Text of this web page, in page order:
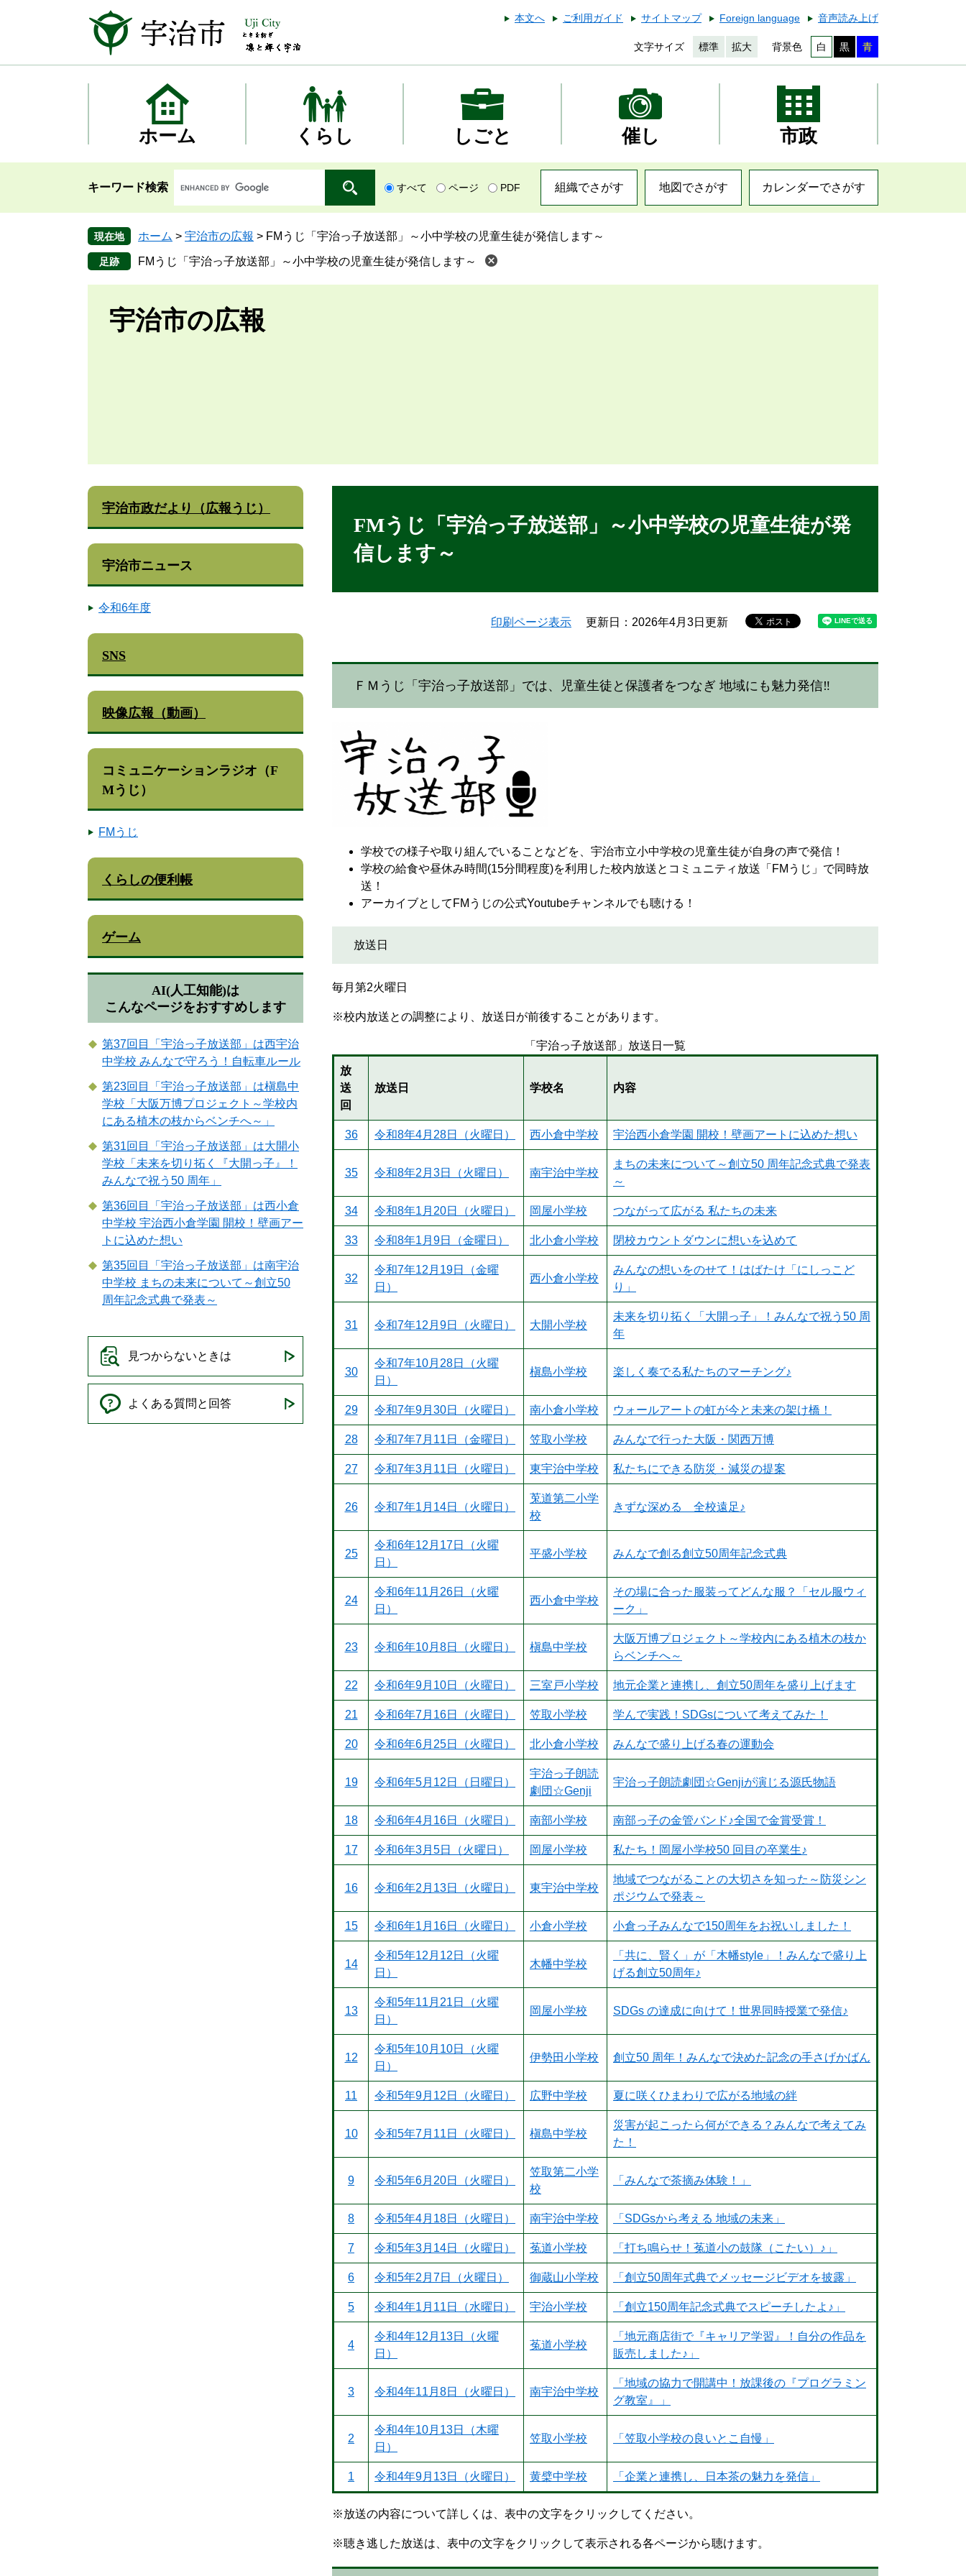
本
本文へ ご利用ガイド サイトマップ Foreign language 音声読み上げ
文字サイズ 標準 拡大 背景色 白 黒 青
ホーム くらし しごと 催し 市政
キーワード検索 すべて ページ PDF 組織でさがす 地図でさがす カレンダーでさがす
現在地 ホーム > 宇治市の広報 > FMうじ「宇治っ子放送部」～小中学校の児童生徒が発信します～
FMうじ「宇治っ子放送部」～小中学校の児童生徒が発信します～
宇治市の広報
FMうじ「宇治っ子放送部」～小中学校の児童生徒が発
信します～
印刷ページ表示 更新日：2026年4月3日更新
ＦＭうじ「宇治っ子放送部」では、児童生徒と保護者をつなぎ 地域にも魅力発信‼
学校での様子や取り組んでいることなどを、宇治市立小中学校の児童生徒が自身の声で発信！
学校の給食や昼休み時間(15分間程度)を利用した校内放送とコミュニティ放送「FMうじ」で同時放
送！
アーカイブとしてFMうじの公式Youtubeチャンネルでも聴ける！
放送日
毎月第2火曜日
※校内放送との調整により、放送日が前後することがあります。
「宇治っ子放送部」放送日一覧
放
送
回
放送日 学校名 内容
36 令和8年4月28日（火曜日） 西小倉中学校 宇治西小倉学園 開校！壁画アートに込めた想い
35 令和8年2月3日（火曜日） 南宇治中学校
まちの未来について～創立50 周年記念式典で発表
～
34 令和8年1月20日（火曜日） 岡屋小学校 つながって広がる 私たちの未来
33 令和8年1月9日（金曜日） 北小倉小学校 閉校カウントダウンに想いを込めて
32
令和7年12月19日（金曜
日）
西小倉小学校
みんなの想いをのせて！はばたけ「にしっこど
り」
31 令和7年12月9日（火曜日） 大開小学校
未来を切り拓く「大開っ子」！みんなで祝う50 周
年
30
令和7年10月28日（火曜
日）
槇島小学校 楽しく奏でる私たちのマーチング♪
29 令和7年9月30日（火曜日） 南小倉小学校 ウォールアートの虹が今と未来の架け橋！
28 令和7年7月11日（金曜日） 笠取小学校 みんなで行った大阪・関西万博
27 令和7年3月11日（火曜日） 東宇治中学校 私たちにできる防災・減災の提案
26 令和7年1月14日（火曜日）
莵道第二小学
校
きずな深める 全校遠足♪
25
令和6年12月17日（火曜
日）
平盛小学校 みんなで創る創立50周年記念式典
24
令和6年11月26日（火曜
日）
西小倉中学校
その場に合った服装ってどんな服？「セル服ウィ
ーク」
23 令和6年10月8日（火曜日） 槇島中学校
大阪万博プロジェクト～学校内にある植木の枝か
らベンチへ～
22 令和6年9月10日（火曜日） 三室戸小学校 地元企業と連携し、創立50周年を盛り上げます
21 令和6年7月16日（火曜日） 笠取小学校 学んで実践！SDGsについて考えてみた！
20 令和6年6月25日（火曜日） 北小倉小学校 みんなで盛り上げる春の運動会
19 令和6年5月12日（日曜日）
宇治っ子朗読
劇団☆Genji
宇治っ子朗読劇団☆Genjiが演じる源氏物語
18 令和6年4月16日（火曜日） 南部小学校 南部っ子の金管バンド♪全国で金賞受賞！
17 令和6年3月5日（火曜日） 岡屋小学校 私たち！岡屋小学校50 回目の卒業生♪
16 令和6年2月13日（火曜日） 東宇治中学校
地域でつながることの大切さを知った～防災シン
ポジウムで発表～
15 令和6年1月16日（火曜日） 小倉小学校 小倉っ子みんなで150周年をお祝いしました！
14
令和5年12月12日（火曜
日）
木幡中学校
「共に、賢く」が「木幡style」！みんなで盛り上
げる創立50周年♪
13
令和5年11月21日（火曜
日）
岡屋小学校 SDGs の達成に向けて！世界同時授業で発信♪​
12
令和5年10月10日（火曜
日）
伊勢田小学校 創立50 周年！みんなで決めた記念の手さげかばん
11 令和5年9月12日（火曜日） 広野中学校 夏に咲くひまわりで広がる地域の絆
10 令和5年7月11日（火曜日） 槇島中学校
災害が起こったら何ができる？みんなで考えてみ
た！
9 令和5年6月20日（火曜日）
笠取第二小学
校
「みんなで茶摘み体験！」
8 令和5年4月18日（火曜日） 南宇治中学校 「SDGsから考える 地域の未来」
7 令和5年3月14日（火曜日） 菟道小学校 「打ち鳴らせ！菟道小の鼓隊（こたい）♪」
6 令和5年2月7日（火曜日） 御蔵山小学校 「創立50周年式典でメッセージビデオを披露」
5 令和4年1月11日（水曜日） 宇治小学校 「創立150周年記念式典でスピーチしたよ♪」
4
令和4年12月13日（火曜
日）
菟道小学校
「地元商店街で『キャリア学習』！自分の作品を
販売しました♪」
3 令和4年11月8日（火曜日） 南宇治中学校
「地域の協力で開講中！放課後の『プログラミン
グ教室』」
2
令和4年10月13日（木曜
日）
笠取小学校 「笠取小学校の良いとこ自慢」
1 令和4年9月13日（火曜日） 黄檗中学校 「企業と連携し、日本茶の魅力を発信」
※放送の内容について詳しくは、表中の文字をクリックしてください。
※聴き逃した放送は、表中の文字をクリックして表示される各ページから聴けます。
宇治市政だより（広報うじ）
宇治市ニュース
令和6年度
SNS
映像広報（動画）
コミュニケーションラジオ（F
Mうじ）
FMうじ
くらしの便利帳
ゲーム
AI(人工知能)は
こんなページをおすすめします
第37回目「宇治っ子放送部」は西宇治
中学校 みんなで守ろう！自転車ルール
第23回目「宇治っ子放送部」は槇島中
学校「大阪万博プロジェクト～学校内
にある植木の枝からベンチへ～」
第31回目「宇治っ子放送部」は大開小
学校「未来を切り拓く『大開っ子』！
みんなで祝う50 周年」
第36回目「宇治っ子放送部」は西小倉
中学校 宇治西小倉学園 開校！壁画アー
トに込めた想い
第35回目「宇治っ子放送部」は南宇治
中学校 まちの未来について～創立50
周年記念式典で発表～
見つからないときは
よくある質問と回答